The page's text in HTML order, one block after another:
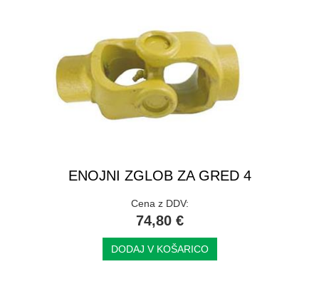
ENOJNI ZGLOB ZA GRED 4
Cena z DDV:
74,80 €
DODAJ V KOŠARICO